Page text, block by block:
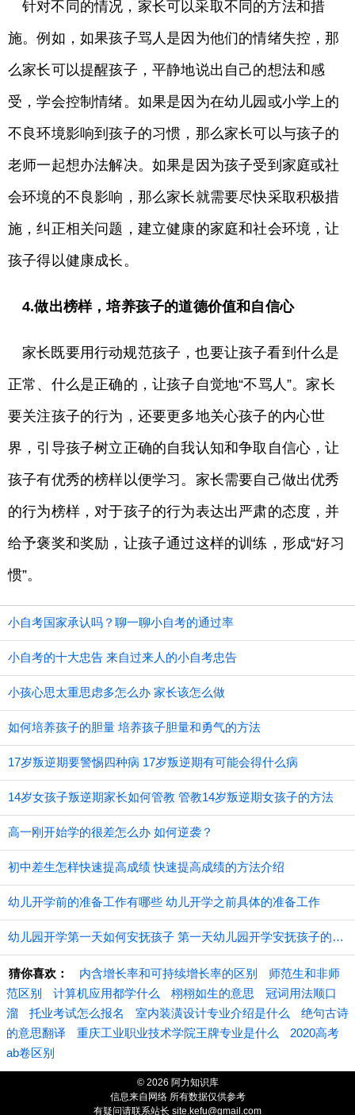
针对不同的情况，家长可以采取不同的方法和措
施。例如，如果孩子骂人是因为他们的情绪失控，那
么家长可以提醒孩子，平静地说出自己的想法和感
受，学会控制情绪。如果是因为在幼儿园或小学上的
不良环境影响到孩子的习惯，那么家长可以与孩子的
老师一起想办法解决。如果是因为孩子受到家庭或社
会环境的不良影响，那么家长就需要尽快采取积极措
施，纠正相关问题，建立健康的家庭和社会环境，让
孩子得以健康成长。
4.做出榜样，培养孩子的道德价值和自信心
家长既要用行动规范孩子，也要让孩子看到什么是
正常、什么是正确的，让孩子自觉地“不骂人”。家长
要关注孩子的行为，还要更多地关心孩子的内心世
界，引导孩子树立正确的自我认知和争取自信心，让
孩子有优秀的榜样以便学习。家长需要自己做出优秀
的行为榜样，对于孩子的行为表达出严肃的态度，并
给予褒奖和奖励，让孩子通过这样的训练，形成“好习
惯”。
小自考国家承认吗？聊一聊小自考的通过率
小自考的十大忠告 来自过来人的小自考忠告
小孩心思太重思虑多怎么办 家长该怎么做
如何培养孩子的胆量 培养孩子胆量和勇气的方法
17岁叛逆期要警惕四种病 17岁叛逆期有可能会得什么病
14岁女孩子叛逆期家长如何管教 管教14岁叛逆期女孩子的方法
高一刚开始学的很差怎么办 如何逆袭？
初中差生怎样快速提高成绩 快速提高成绩的方法介绍
幼儿开学前的准备工作有哪些 幼儿开学之前具体的准备工作
幼儿园开学第一天如何安抚孩子 第一天幼儿园开学安抚孩子的注意事项
猜你喜欢： 内含增长率和可持续增长率的区别
师范生和非师
范区别
计算机应用都学什么 栩栩如生的意思
冠词用法顺口
溜
托业考试怎么报名 室内装潢设计专业介绍是什么
绝句古诗
的意思翻译
重庆工业职业技术学院王牌专业是什么
2020高考
ab卷区别
© 2026 阿力知识库
信息来自网络 所有数据仅供参考
有疑问请联系站长 site.kefu@gmail.com